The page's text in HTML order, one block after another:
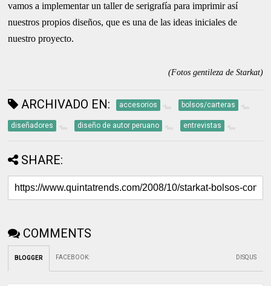
vamos a implementar un taller de serigrafía para imprimir así
nuestros propios diseños, que es una de las ideas iniciales de
nuestro proyecto.
(Fotos gentileza de Starkat)
ARCHIVADO EN: accesorios bolsos/carteras
diseñadores diseño de autor peruano entrevistas
SHARE:
COMMENTS
BLOGGER FACEBOOK: DISQUS